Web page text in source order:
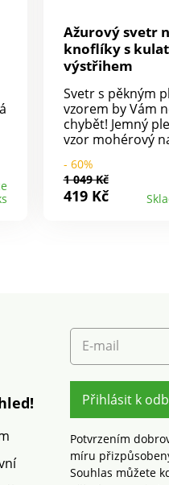
Ažurový svetr
knoflíky s
výstřihem
Svetr s pěkným
vzorem by Vám
chybět! Jemný
vzor mohérový
Ažurový vzor.
výstřih. Vpředu
celopropínací na
- 60%
1 049 Kč
419 Kč
E-mail
Přihlásit k
Potvrzením
míru
Souhlas můžete